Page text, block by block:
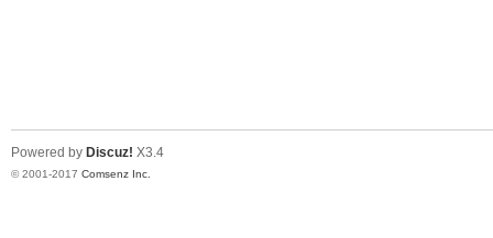
Powered by Discuz! X3.4
© 2001-2017 Comsenz Inc.